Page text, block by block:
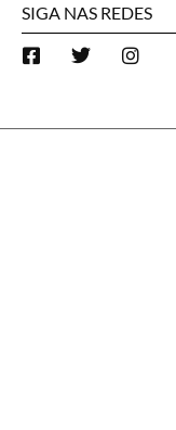
SIGA NAS REDES